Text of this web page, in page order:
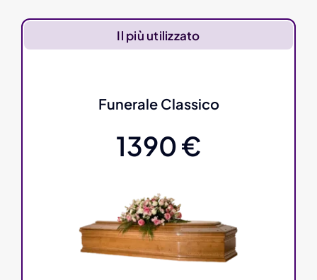
Il più utilizzato
Funerale Classico
1390 €